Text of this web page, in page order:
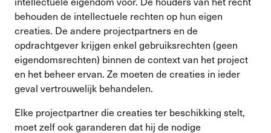
behouden de intellectuele rechten op hun eigen
creaties. De andere projectpartners en de
opdrachtgever krijgen enkel gebruiksrechten (geen
eigendomsrechten) binnen de context van het project
en het beheer ervan. Ze moeten de creaties in ieder
geval vertrouwelijk behandelen.
Elke projectpartner die creaties ter beschikking stelt,
moet zelf ook garanderen dat hij de nodige